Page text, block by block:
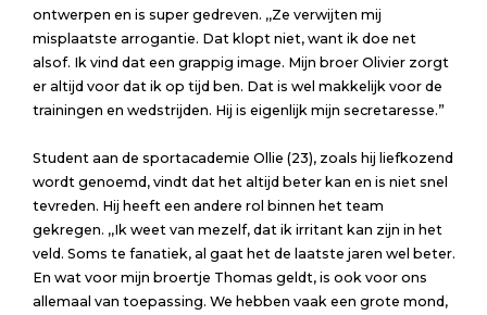
ontwerpen en is super gedreven. ,,Ze verwijten mij
misplaatste arrogantie. Dat klopt niet, want ik doe net
alsof. Ik vind dat een grappig image. Mijn broer Olivier zorgt
er altijd voor dat ik op tijd ben. Dat is wel makkelijk voor de
trainingen en wedstrijden. Hij is eigenlijk mijn secretaresse.”
Student aan de sportacademie Ollie (23), zoals hij liefkozend
wordt genoemd, vindt dat het altijd beter kan en is niet snel
tevreden. Hij heeft een andere rol binnen het team
gekregen. ,,Ik weet van mezelf, dat ik irritant kan zijn in het
veld. Soms te fanatiek, al gaat het de laatste jaren wel beter.
En wat voor mijn broertje Thomas geldt, is ook voor ons
allemaal van toepassing. We hebben vaak een grote mond,